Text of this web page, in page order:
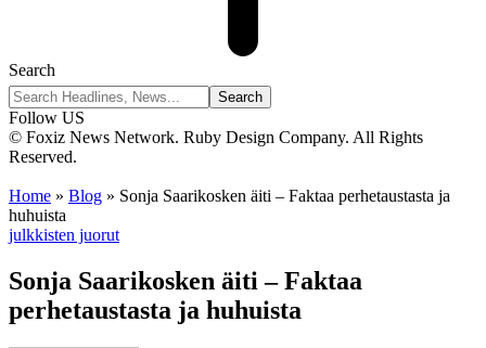
Search
Follow US
© Foxiz News Network. Ruby Design Company. All Rights
Reserved.
Home » Blog » Sonja Saarikosken äiti – Faktaa perhetaustasta ja
huhuista
julkkisten juorut
Sonja Saarikosken äiti – Faktaa
perhetaustasta ja huhuista